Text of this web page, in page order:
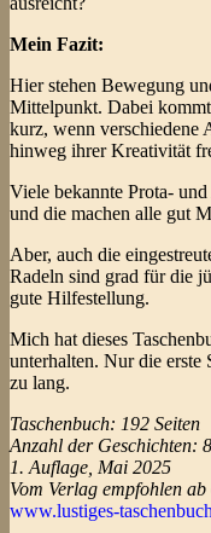
Mein Fazit:
Hier stehen Bewegung
Mittelpunkt. Dabei
kurz, wenn verschiedene
hinweg ihrer Kreativität
Viele bekannte Prota-
und die machen alle gut
Aber, auch die
Radeln sind grad für die
gute Hilfestellung.
Mich hat dieses
unterhalten. Nur die
zu lang.
Taschenbuch: 192 Seiten
Anzahl der Geschichten: 8
1. Auflage, Mai 2025
Vom Verlag empfohlen
www.lustiges-